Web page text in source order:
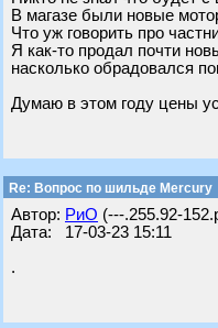
В магазе были новые
Что уж говорить про
Я как-то продал почти
насколько обрадовался
Думаю в этом году цены
Re: Вопрос по шильде Mercury
Автор: РиО (---.255.92-
Дата: 17-03-23 15:11
.